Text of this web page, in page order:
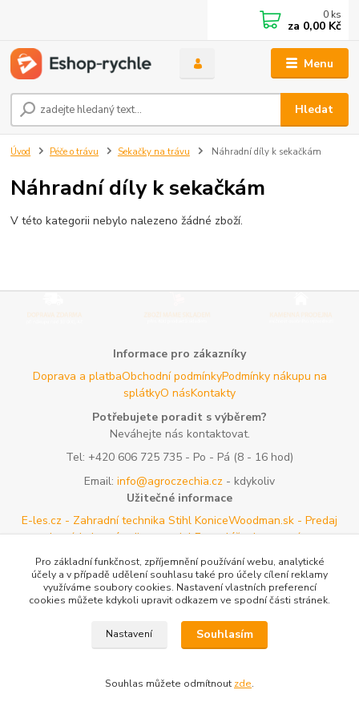
Menu
Hledat
0 ks
za 0,00 Kč
Úvod Péče o trávu Sekačky na trávu Náhradní díly k sekačkám
Náhradní díly k sekačkám
V této kategorii nebylo nalezeno žádné zboží.
Informace pro zákazníky
Doprava a platbaObchodní podmínkyPodmínky nákupu na
splátkyO násKontakty
Potřebujete poradit s výběrem?
Neváhejte nás kontaktovat.
Tel: +420 606 725 735 - Po - Pá (8 - 16 hod)
Email: info@agroczechia.cz - kdykoliv
Užitečné informace
E-les.cz - Zahradní technika Stihl KoniceWoodman.sk - Predaj
lesníckeho náradia a potriebFormulář odstoupení o
smlouvyReklamace a vrácení zboží Rady a tipy
Tabulky rozměrů
oblečení a obuviMapa stránek
Vytvořeno na Eshop-rychle.cz
Pro základní funkčnost, zpříjemnění používání webu, analytické
účely a v případě udělení souhlasu také pro účely cílení reklamy
využíváme soubory cookies. Nastavení vlastních preferencí
cookies můžete kdykoli upravit odkazem ve spodní části stránek.
Nastavení Souhlasím
Souhlas můžete odmítnout zde.